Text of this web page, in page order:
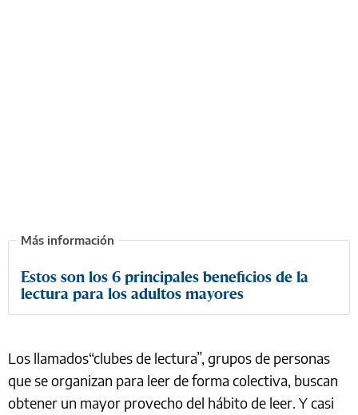
Estos son los 6 principales beneficios de la
lectura para los adultos mayores
Los llamados“clubes de lectura”, grupos de personas
que se organizan para leer de forma colectiva, buscan
obtener un mayor provecho del hábito de leer. Y casi